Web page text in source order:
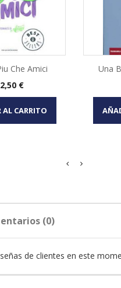
Che Amici
€
CARRITO
Una
(0)
de clientes en este